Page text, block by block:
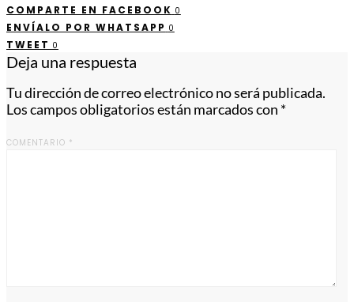
COMPARTE EN FACEBOOK 0
ENVÍALO POR WHATSAPP 0
TWEET 0
Deja una respuesta
Tu dirección de correo electrónico no será publicada.
Los campos obligatorios están marcados con *
COMENTARIO *